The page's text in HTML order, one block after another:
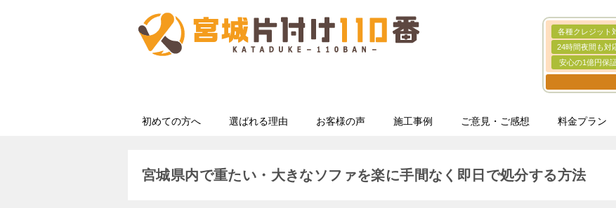
各種クレジット
24時間夜間も対
安心の1億円保
初めての方へ 選ばれる理由 お客様の声 施工事例 ご意見・ご感想 料金プラン
宮城県内で重たい・大きなソファを楽に手間なく即日で処分する方法